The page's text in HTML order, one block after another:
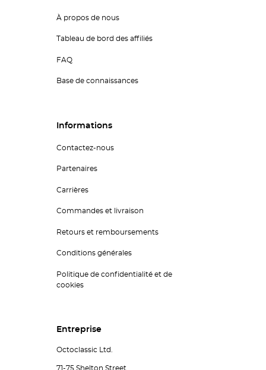
À propos de nous
Tableau de bord des affiliés
FAQ
Base de connaissances
Informations
Contactez-nous
Partenaires
Carrières
Commandes et livraison
Retours et remboursements
Conditions générales
Politique de confidentialité et de
cookies
Entreprise
Octoclassic Ltd.
71-75 Shelton Street